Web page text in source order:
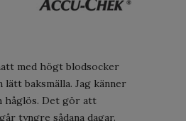
med högt blodsocker
lätt baksmälla. Jag känner
håglös. Det gör att
tyngre sådana dagar.